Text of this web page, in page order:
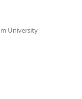
University